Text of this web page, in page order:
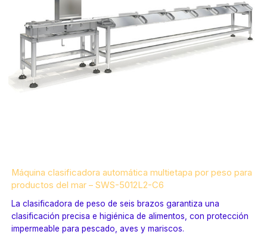
Máquina clasificadora automática multietapa por peso para
productos del mar – SWS-5012L2-C6
La clasificadora de peso de seis brazos garantiza una
clasificación precisa e higiénica de alimentos, con protección
impermeable para pescado, aves y mariscos.